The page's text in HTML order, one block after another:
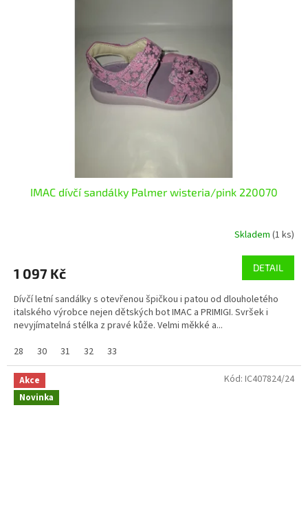
IMAC dívčí sandálky Palmer wisteria/pink 220070
Skladem (1 ks)
1 097 Kč DETAIL
Dívčí letní sandálky s otevřenou špičkou i patou od dlouholetého
italského výrobce nejen dětských bot IMAC a PRIMIGI. Svršek i
nevyjímatelná stélka z pravé kůže. Velmi měkké a...
28
30 31 32 33
Akce
Novinka
Kód: IC407824/24